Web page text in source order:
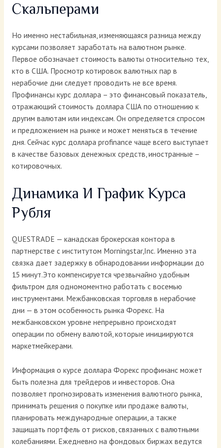
Скальперами
Но именно нестабильная, изменяющаяся разница между
курсами позволяет заработать на валютном рынке.
Первое обозначает стоимость валюты относительно тех,
кто в США. Просмотр котировок валютных пар в
нерабочие дни следует проводить не все время.
Профинансы курс доллара – это финансовый показатель,
отражающий стоимость доллара США по отношению к
другим валютам или индексам. Он определяется спросом
и предложением на рынке и может меняться в течение
дня. Сейчас курс доллара profinance чаще всего выступает
в качестве базовых денежных средств, иностранные –
котировочных.
Динамика И График Курса
Рубля
QUESTRADE — канадская брокерская контора в
партнерстве с институтом Morningstar,Inc. Именно эта
связка дает задержку в обнародовании информации до
15 минут.Это компенсируется чрезвычайно удобным
фильтром для одномоментно работать с восемью
инструментами. Межбанковская торговля в нерабочие
дни — в этом особенность рынка Форекс. На
межбанковском уровне непрерывно происходят
операции по обмену валютой, которые инициируются
маркетмейкерами.
Информация о курсе доллара Форекс профинанс может
быть полезна для трейдеров и инвесторов. Она
позволяет прогнозировать изменения валютного рынка,
принимать решения о покупке или продаже валюты,
планировать международные операции, а также
защищать портфель от рисков, связанных с валютными
колебаниями. Ежедневно на фондовых биржах ведутся